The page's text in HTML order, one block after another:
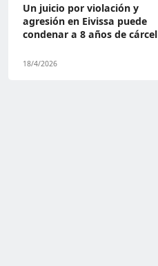
Un juicio por violación y
agresión en Eivissa puede
condenar a 8 años de cárcel
18/4/2026